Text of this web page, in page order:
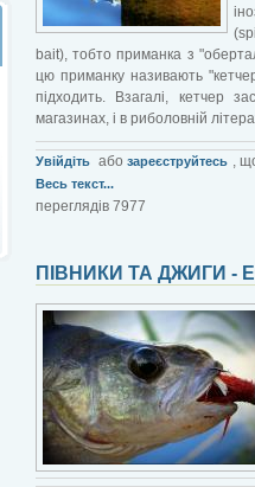
bait), тобто приманка з
цю приманку називають
підходить. Взагалі, кетчер
магазинах, і в риболовній
Увійдіть або зареєструйтесь ,
Весь текст...
переглядів 7977
ПІВНИКИ ТА ДЖИГИ -